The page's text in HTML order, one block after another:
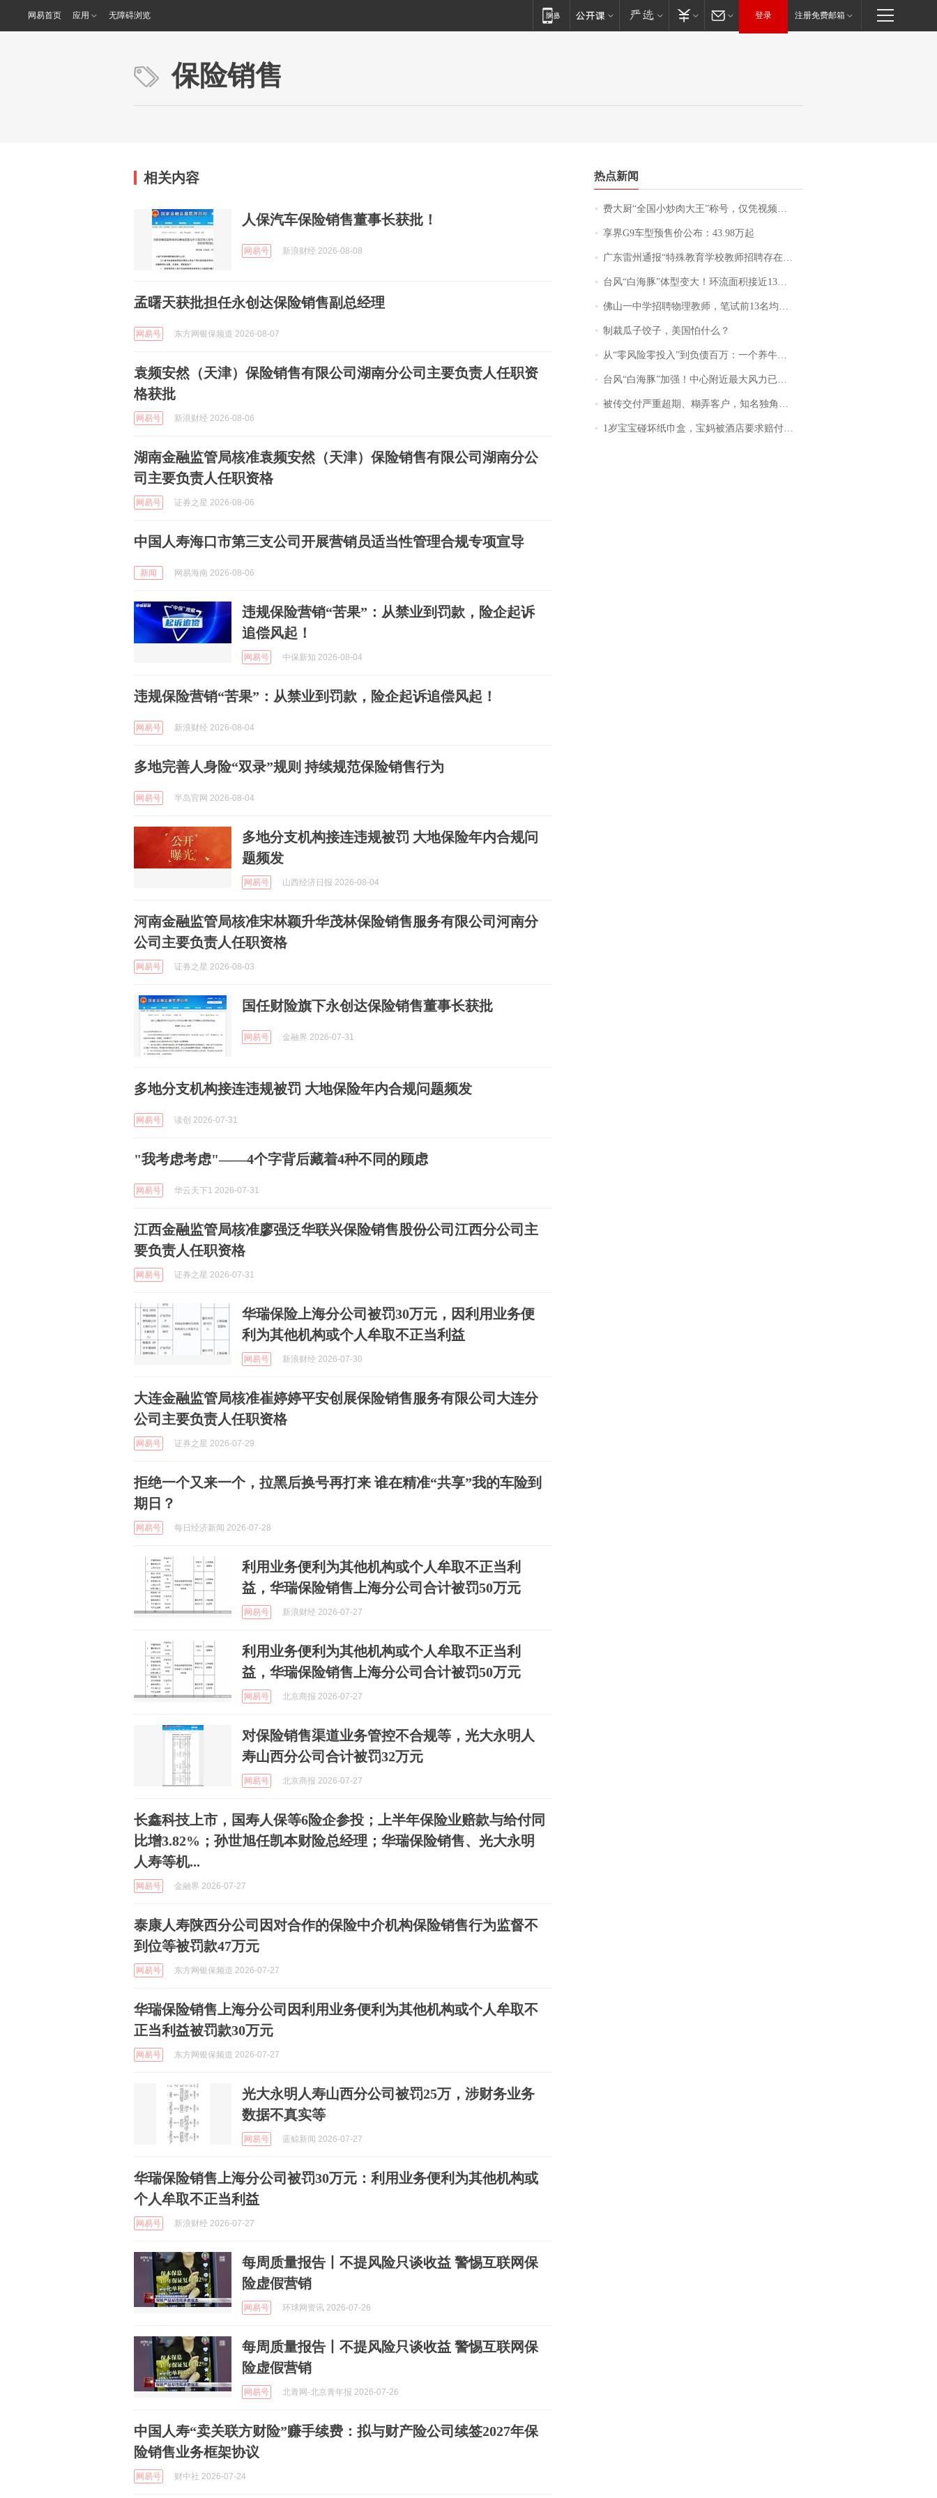
网易首页 应用 无障碍浏览 登录 注册免费邮箱
保险销售
相关内容
人保汽车保险销售董事长获批！
网易号 新浪财经 2026-08-08
孟曙天获批担任永创达保险销售副总经理
网易号 东方网银保频道 2026-08-07
袁频安然（天津）保险销售有限公司湖南分公司主要负责人任职资
格获批
网易号 新浪财经 2026-08-06
湖南金融监管局核准袁频安然（天津）保险销售有限公司湖南分公
司主要负责人任职资格
网易号 证券之星 2026-08-06
中国人寿海口市第三支公司开展营销员适当性管理合规专项宣导
新闻 网易海南 2026-08-06
违规保险营销“苦果”：从禁业到罚款，险企起诉
追偿风起！
网易号 中保新知 2026-08-04
违规保险营销“苦果”：从禁业到罚款，险企起诉追偿风起！
网易号 新浪财经 2026-08-04
多地完善人身险“双录”规则 持续规范保险销售行为
网易号 半岛官网 2026-08-04
多地分支机构接连违规被罚 大地保险年内合规问
题频发
网易号 山西经济日报 2026-08-04
河南金融监管局核准宋林颖升华茂林保险销售服务有限公司河南分
公司主要负责人任职资格
网易号 证券之星 2026-08-03
国任财险旗下永创达保险销售董事长获批
网易号 金融界 2026-07-31
多地分支机构接连违规被罚 大地保险年内合规问题频发
网易号 读创 2026-07-31
"我考虑考虑"——4个字背后藏着4种不同的顾虑
网易号 华云天下1 2026-07-31
江西金融监管局核准廖强泛华联兴保险销售股份公司江西分公司主
要负责人任职资格
网易号 证券之星 2026-07-31
华瑞保险上海分公司被罚30万元，因利用业务便
利为其他机构或个人牟取不正当利益
网易号 新浪财经 2026-07-30
大连金融监管局核准崔婷婷平安创展保险销售服务有限公司大连分
公司主要负责人任职资格
网易号 证券之星 2026-07-29
拒绝一个又来一个，拉黑后换号再打来 谁在精准“共享”我的车险到
期日？
网易号 每日经济新闻 2026-07-28
利用业务便利为其他机构或个人牟取不正当利
益，华瑞保险销售上海分公司合计被罚50万元
网易号 新浪财经 2026-07-27
利用业务便利为其他机构或个人牟取不正当利
益，华瑞保险销售上海分公司合计被罚50万元
网易号 北京商报 2026-07-27
对保险销售渠道业务管控不合规等，光大永明人
寿山西分公司合计被罚32万元
网易号 北京商报 2026-07-27
长鑫科技上市，国寿人保等6险企参投；上半年保险业赔款与给付同
比增3.82%；孙世旭任凯本财险总经理；华瑞保险销售、光大永明
人寿等机...
网易号 金融界 2026-07-27
泰康人寿陕西分公司因对合作的保险中介机构保险销售行为监督不
到位等被罚款47万元
网易号 东方网银保频道 2026-07-27
华瑞保险销售上海分公司因利用业务便利为其他机构或个人牟取不
正当利益被罚款30万元
网易号 东方网银保频道 2026-07-27
光大永明人寿山西分公司被罚25万，涉财务业务
数据不真实等
网易号 蓝鲸新闻 2026-07-27
华瑞保险销售上海分公司被罚30万元：利用业务便利为其他机构或
个人牟取不正当利益
网易号 新浪财经 2026-07-27
每周质量报告丨不提风险只谈收益 警惕互联网保
险虚假营销
网易号 环球网资讯 2026-07-26
每周质量报告丨不提风险只谈收益 警惕互联网保
险虚假营销
网易号 北青网-北京青年报 2026-07-26
中国人寿“卖关联方财险”赚手续费：拟与财产险公司续签2027年保
险销售业务框架协议
网易号 财中社 2026-07-24
热点新闻
费大厨“全国小炒肉大王”称号，仅凭视频评出？中国烹饪协会回应
享界G9车型预售价公布：43.98万起
广东雷州通报“特殊教育学校教师招聘存在违规行为”：已启动问责程序 副校长被停职
台风“白海豚”体型变大！环流面积接近13个浙江那么大
佛山一中学招聘物理教师，笔试前13名均遭淘汰？教育局：已叫停招聘，成立调查组全面核查
制裁瓜子饺子，美国怕什么？
从“零风险零投入”到负债百万：一个养牛项目崩盘后，谁该为农户的贷款买单丨红星调查
台风“白海豚”加强！中心附近最大风力已达15级 最新研判
被传交付严重超期、糊弄客户，知名独角兽车企创始人回应：都没证据，将依法采取措施，“本人长期与美国交管局保持沟通，对方表示肯定”
1岁宝宝碰坏纸巾盒，宝妈被酒店要求赔付924元！三亚一酒店回复：骨瓷定制！网友一查价格，吵翻了